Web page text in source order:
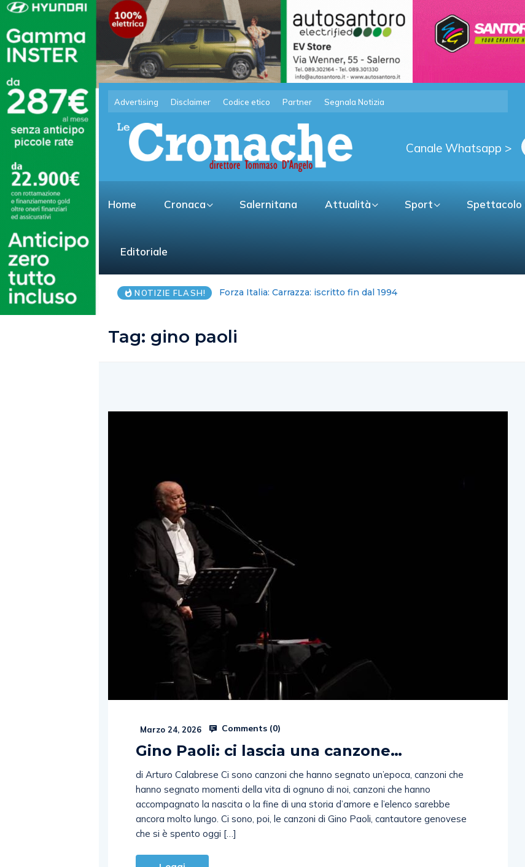
Advertising Disclaimer Codice etico Partner Segnala Notizia
Canale Whatsapp >
Home Cronaca Salernitana Attualità Sport Spettacolo
Editoriale
NOTIZIE FLASH! Pagani. Al Tar il ricorso di De Prisco contro lo scioglimento
Tag: gino paoli
Marzo 24, 2026 Comments (0)
Gino Paoli: ci lascia una canzone…
di Arturo Calabrese Ci sono canzoni che hanno segnato un’epoca, canzoni che
hanno segnato momenti della vita di ognuno di noi, canzoni che hanno
accompagnato la nascita o la fine di una storia d’amore e l’elenco sarebbe
ancora molto lungo. Ci sono, poi, le canzoni di Gino Paoli, cantautore genovese
che si è spento oggi […]